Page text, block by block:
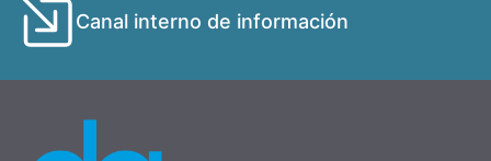
Canal interno de información